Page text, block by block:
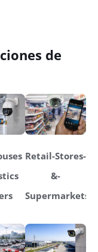
de
Retail-Stores-
&-
Supermarkets